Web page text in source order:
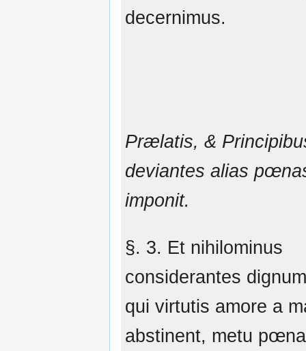
decernimus.
Prælatis, &
deviantes alias
imponit.
§. 3. Et nihilominus
considerantes
qui virtutis amore a
abstinent, metu